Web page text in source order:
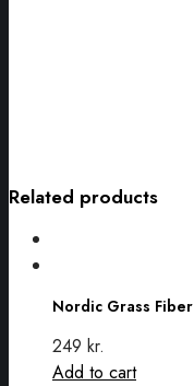
Related products
Fiber
Nordic Grass Fiber
249 kr.
Add to cart